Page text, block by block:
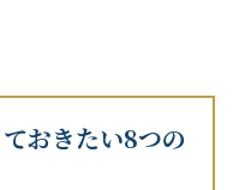
おきたい8つの